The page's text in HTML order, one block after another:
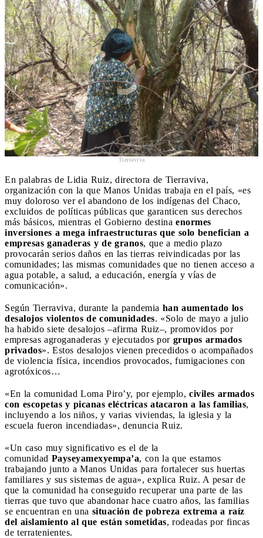
Tierraviva
En palabras de Lidia Ruiz, directora de Tierraviva,
organización con la que Manos Unidas trabaja en el país, «es
muy doloroso ver el abandono de los indígenas del Chaco,
excluidos de políticas públicas que garanticen sus derechos
más básicos, mientras el Gobierno destina enormes
inversiones a mega infraestructuras que solo benefician a
empresas ganaderas y de granos, que a medio plazo
provocarán serios daños en las tierras reivindicadas por las
comunidades; las mismas comunidades que no tienen acceso a
agua potable, a salud, a educación, energía y vías de
comunicación».
Según Tierraviva, durante la pandemia han aumentado los
desalojos violentos de comunidades. «Solo de mayo a julio
ha habido siete desalojos –afirma Ruiz–, promovidos por
empresas agroganaderas y ejecutados por grupos armados
privados». Estos desalojos vienen precedidos o acompañados
de violencia física, incendios provocados, fumigaciones con
agrotóxicos…
«En la comunidad Loma Piro’y, por ejemplo, civiles armados
con escopetas y picanas eléctricas atacaron a las familias,
incluyendo a los niños, y varias viviendas, la iglesia y la
escuela fueron incendiadas», denuncia Ruiz.
«Un caso muy significativo es el de la
comunidad Payseyamexyempa’a, con la que estamos
trabajando junto a Manos Unidas para fortalecer sus huertas
familiares y sus sistemas de agua», explica Ruiz. A pesar de
que la comunidad ha conseguido recuperar una parte de las
tierras que tuvo que abandonar hace cuatro años, las familias
se encuentran en una situación de pobreza extrema a raíz
del aislamiento al que están sometidas, rodeadas por fincas
de terratenientes.